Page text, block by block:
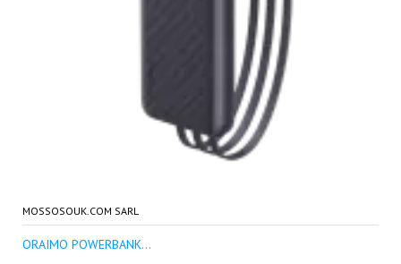
MOSSOSOUK.COM SARL
ORAIMO POWERBANK...